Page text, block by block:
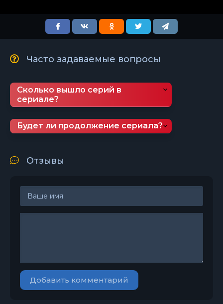
Часто задаваемые вопросы
Сколько вышло серий в
сериале?
Будет ли продолжение сериала?
Отзывы
Добавить комментарий